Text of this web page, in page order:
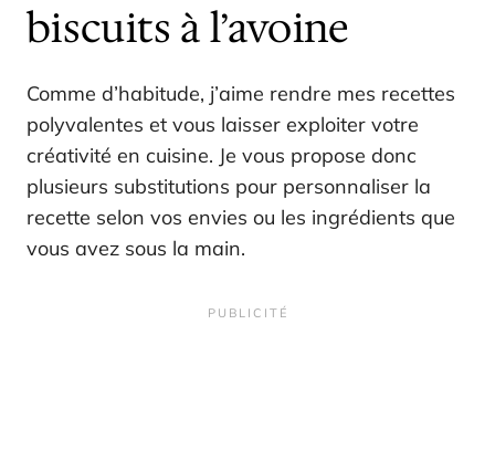
biscuits à l’avoine
Comme d’habitude, j’aime rendre mes recettes
polyvalentes et vous laisser exploiter votre
créativité en cuisine. Je vous propose donc
plusieurs substitutions pour personnaliser la
recette selon vos envies ou les ingrédients que
vous avez sous la main.